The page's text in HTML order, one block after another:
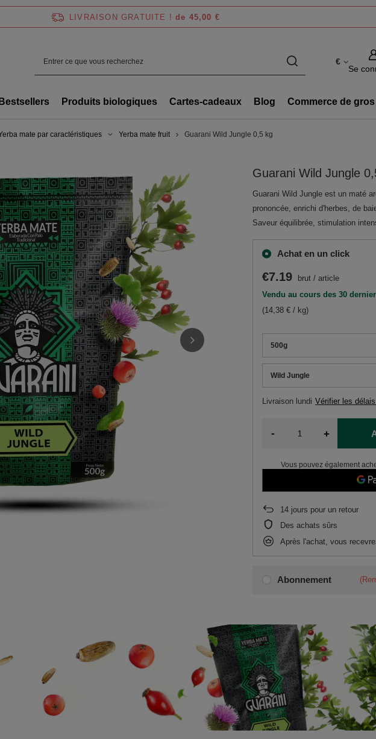
LIVRAISON GRATUITE ! de 45,00 €
€
Se
Bestsellers Produits biologiques Cartes-cadeaux Blog Commerce de gros
mate par caractéristiques Yerba mate fruit Guarani Wild Jungle 0,5 kg
Guarani Wild Jungle
Guarani Wild Jungle est un maté
prononcée, enrichi d'herbes, de
Saveur équilibrée, stimulation
Achat en un click
Abonnement
500g
Wild Jungle
Livraison lundi Vérifier les
€7.19 brut /article
Vendu au cours des 30
(14,38 € / kg)
- +
Vous pouvez également
14 jours pour un retour
Des achats sûrs
Après l'achat, vous